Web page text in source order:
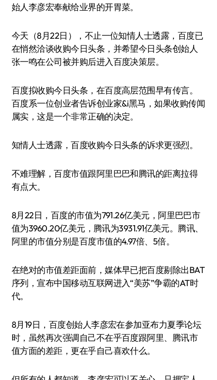
始人李彦宏奉献给业界的开胃菜。
今天（8月22日），不止一位知情人士透露，百度已
在悄然洽谈收购今日头条，并希望今日头条创始人
张一鸣在公司被并购后进入百度决策层。
百度拟收购今日头条，在百度高层范围早有传言。
百度系一位创业者告诉创业家&i黑马，如果收购传闻
属实，这是一个非常正确的决定。
知情人士透露，百度收购今日头条的诉求更强烈。
不难理解，百度市值跟阿里巴巴和腾讯的距离拉得
有点大。
8月22日，百度的市值为791.26亿美元，阿里巴巴市
值为3960.20亿美元，腾讯为3931.91亿美元。腾讯、
阿里的市值分别是百度市值的4.97倍、5倍。
在绝对的市值差距面前，媒体早已把百度剔除出BAT
序列，宣布中国移动互联网进入“美苏”争霸的AT时
代。
8月19日，百度创始人李彦宏在参加亚布力夏季论坛
时，虽然再次强调自己不在乎百度跟阿里、腾讯市
值方面的差距，更在乎自己喜欢什么。